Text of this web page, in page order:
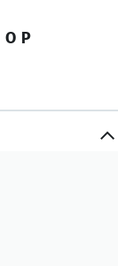
O P